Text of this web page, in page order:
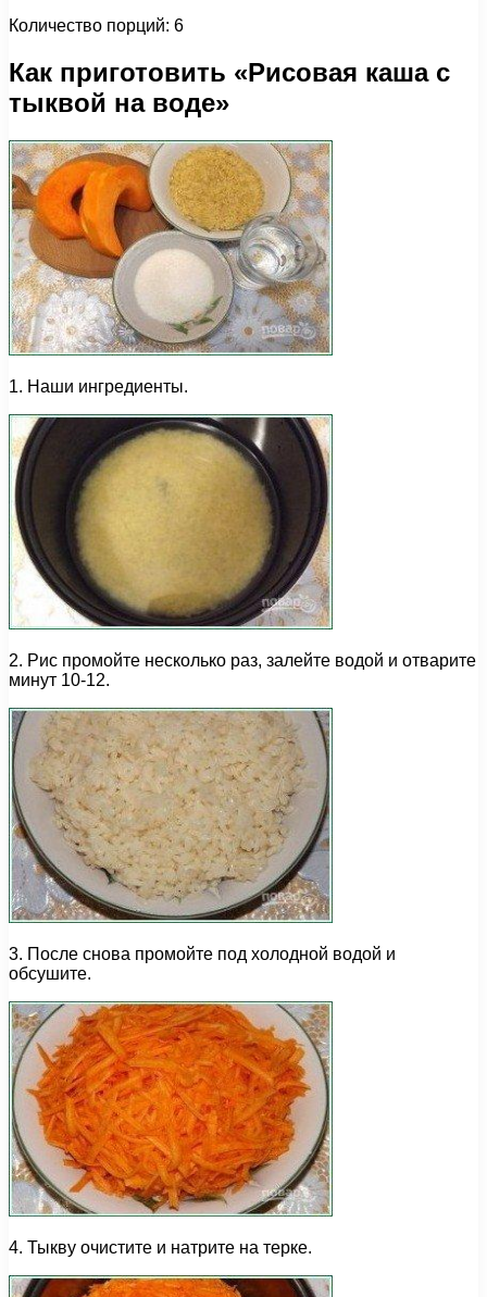
Количество порций: 6
Как приготовить «Рисовая каша с
тыквой на воде»
1. Наши ингредиенты.
2. Рис промойте несколько раз, залейте водой и отварите
минут 10-12.
3. После снова промойте под холодной водой и
обсушите.
4. Тыкву очистите и натрите на терке.